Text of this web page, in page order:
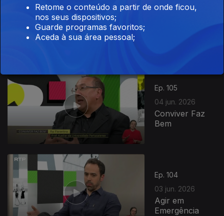
Ep. 106 05 jun. 2026
Empreendedorismo
Jovem
Ep. 105
04 jun. 2026
Conviver Faz
Bem
Ep. 104
03 jun. 2026
Agir em
Emergência
Retome o conteúdo a partir de onde ficou,
nos seus dispositivos;
Guarde programas favoritos;
Aceda à sua área pessoal;